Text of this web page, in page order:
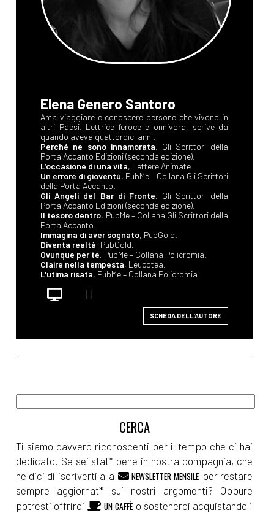
Elena Genero Santoro
Ama viaggiare e conoscere persone che vivono in
altri Paesi. Lettrice feroce e onnivora, scrive da
quando aveva quattordici anni.
Perché ne sono innamorata, Gli Scrittori della
Porta Accanto Edizioni (seconda edizione).
L’occasione di una vita, Lettere Animate.
Un errore di gioventù, PubMe – Collana Gli Scrittori
della Porta Accanto.
Gli Angeli del Bar di Fronte, Gli Scrittori della
Porta Accanto Edizioni (seconda edizione).
Il tesoro dentro, PubMe – Collana Gli Scrittori della
Porta Accanto.
Immagina di aver sognato, PubGold.
Diventa realtà, PubGold.
Ovunque per te, PubMe – Collana Policromia.
Claire nella tempesta, Leucotea.
L'utima risata, PubMe – Collana Policromia
SCHEDA DELL'AUTORE
Ti siamo davvero riconoscenti per il tempo che ci hai
dedicato. Se sei stat* bene in nostra compagnia, che
ne dici di iscriverti alla
NEWSLETTER MENSILE per restare
sempre aggiornat* sui nostri argomenti? Oppure
potresti offrirci
UN CAFFÈ o sostenerci acquistando i